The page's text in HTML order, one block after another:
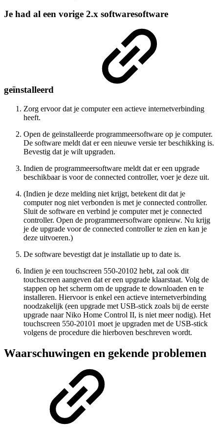
Je had al een vorige 2.x softwaresoftware
geïnstalleerd
Zorg ervoor dat je computer een actieve internetverbinding
heeft.
Open de geïnstalleerde programmeersoftware op je computer.
De software meldt dat er een nieuwe versie ter beschikking is.
Bevestig dat je wilt upgraden.
Indien de programmeersoftware meldt dat er een upgrade
beschikbaar is voor de connected controller, voer je deze uit.
(Indien je deze melding niet krijgt, betekent dit dat je
computer nog niet verbonden is met je connected controller.
Sluit de software en verbind je computer met je connected
controller. Open de programmeersoftware opnieuw. Nu krijg
je de upgrade voor de connected controller te zien en kan je
deze uitvoeren.)
De software bevestigt dat je installatie up to date is.
Indien je een touchscreen 550-20102 hebt, zal ook dit
touchscreen aangeven dat er een upgrade klaarstaat. Volg de
stappen op het scherm om de upgrade te downloaden en te
installeren. Hiervoor is enkel een actieve internetverbinding
noodzakelijk (een upgrade met USB-stick zoals bij de eerste
upgrade naar Niko Home Control II, is niet meer nodig). Het
touchscreen 550-20101 moet je upgraden met de USB-stick
volgens de procedure die hierboven beschreven wordt.
Waarschuwingen en gekende problemen